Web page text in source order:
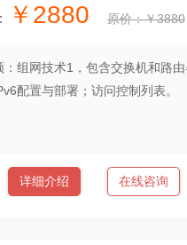
￥2880 原价：￥3880
：组网技术1，包含交换机和路
配置与部署；访问控制列表。
详细介绍 在线咨询